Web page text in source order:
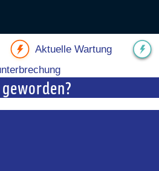
Aktuelle Wartung